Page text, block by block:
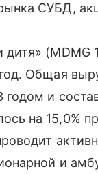
СУБД,
(MDMG
Общая
годом и
на 15,0%
и